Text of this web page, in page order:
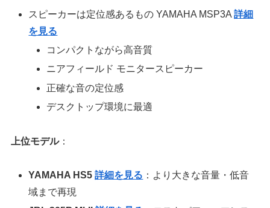
スピーカーは定位感あるもの YAMAHA MSP3A詳細
を見る
コンパクトながら高音質
ニアフィールド モニタースピーカー
正確な音の定位感
デスクトップ環境に最適
上位モデル：
YAMAHA HS5 詳細を見る ：より大きな音量・低音
域まで再現